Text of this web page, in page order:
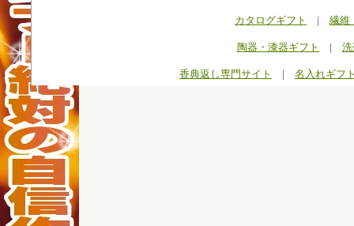
カタログギフト | 繊維
陶器・漆器ギフト |
香典返し専門サイト | 名入れギフ